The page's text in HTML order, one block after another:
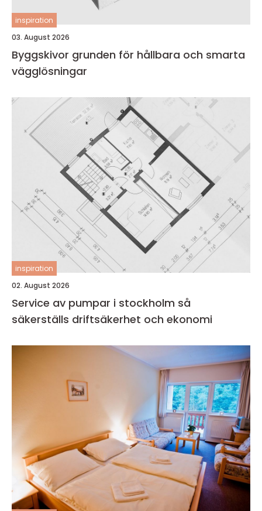
inspiration
03. August 2026
Byggskivor grunden för hållbara och smarta
vägglösningar
inspiration
02. August 2026
Service av pumpar i stockholm så
säkerställs driftsäkerhet och ekonomi